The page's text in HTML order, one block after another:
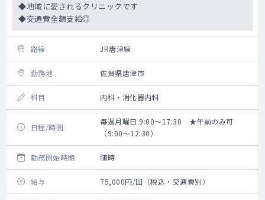
◆地域に愛されるクリニックです
◆交通費全額支給◎
路線 JR唐津線
勤務地 佐賀県唐津市
科目 内科・消化器内科
日程/時間
毎週月曜日 9:00～17:30 ★午前のみ可
（9:00～12:30）
勤務開始時期 随時
給与 75,000円/回（税込・交通費別）